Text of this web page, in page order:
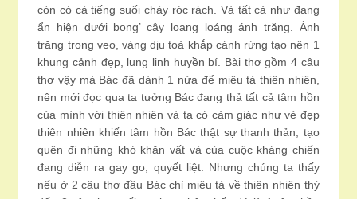
còn có cả tiếng suối chảy róc rách. Và tất cả như đang
ẩn hiện dưới bong’ cây loang loáng ánh trăng. Ánh
trăng trong veo, vàng dịu toả khắp cánh rừng tạo nên 1
khung cảnh đẹp, lung linh huyền bí. Bài thơ gồm 4 câu
thơ vậy mà Bác đã dành 1 nửa để miêu tả thiên nhiên,
nên mới đọc qua ta tưởng Bác đang thả tất cả tâm hồn
của mình với thiên nhiên và ta có cảm giác như vẻ đẹp
thiên nhiên khiến tâm hồn Bác thật sự thanh thản, tạo
quên đi những khó khăn vất vả của cuộc kháng chiến
đang diễn ra gay go, quyết liệt. Nhưng chúng ta thấy
nếu ở 2 câu thơ đầu Bác chỉ miêu tả về thiên nhiên thỳ